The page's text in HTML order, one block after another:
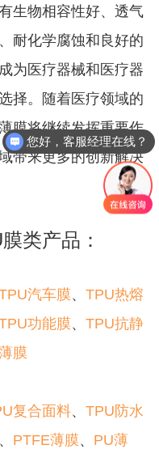
生物相容性好、透气
耐化学腐蚀和良好的
为医疗器械和医疗器
择。随着医疗领域的
膜将继续发挥重要作
带来更多的创新解决
类产品：
汽车膜、 TPU热熔
功能膜、 TPU抗静
膜
复合面料、 TPU防水
、 PTFE薄膜、 PU薄
您好，客服经理在线？